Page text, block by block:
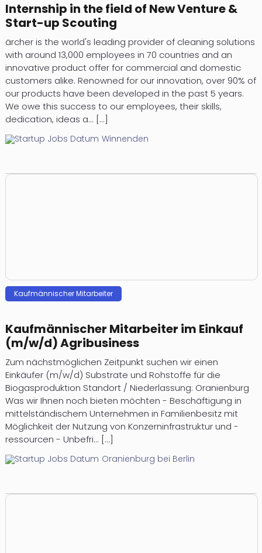
Internship in the field of New Venture &
Start-up Scouting
ärcher is the world's leading provider of cleaning solutions
with around 13,000 employees in 70 countries and an
innovative product offer for commercial and domestic
customers alike. Renowned for our innovation, over 90% of
our products have been developed in the past 5 years.
We owe this success to our employees, their skills,
dedication, ideas a... [...]
Winnenden
Kaufmännischer Mitarbeiter
Kaufmännischer Mitarbeiter im Einkauf
(m/w/d) Agribusiness
Zum nächstmöglichen Zeitpunkt suchen wir einen
Einkäufer (m/w/d) Substrate und Rohstoffe für die
Biogasproduktion Standort / Niederlassung: Oranienburg
Was wir Ihnen noch bieten möchten - Beschäftigung in
mittelständischem Unternehmen in Familienbesitz mit
Möglichkeit der Nutzung von Konzerninfrastruktur und -
ressourcen - Unbefri... [...]
Oranienburg bei Berlin